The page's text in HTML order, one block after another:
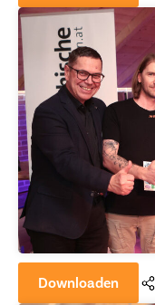
Downloaden